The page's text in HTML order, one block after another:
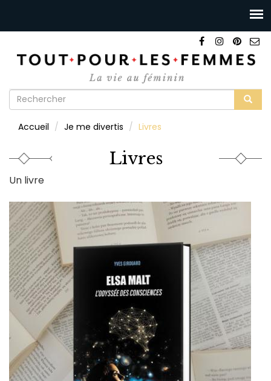
Formulaire
recherche
Accueil Je me divertis Livres
Livres
Un livre